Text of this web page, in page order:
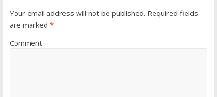
Your email address will not be published. Required fields
are marked *
Comment